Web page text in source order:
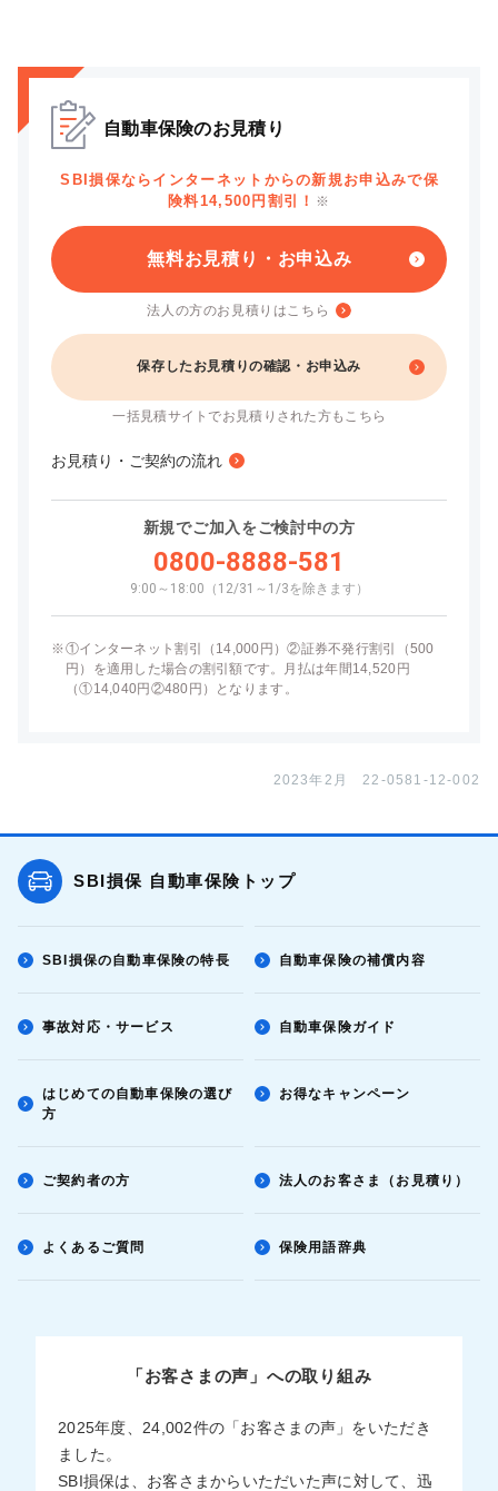
自動車保険のお見積り
SBI損保ならインターネットからの新規お申込みで保
険料14,500円割引！ ※
無料お見積り・お申込み
法人の方のお見積りはこちら
保存したお見積りの確認・お申込み
一括見積サイトでお見積りされた方もこちら
お見積り・ご契約の流れ
新規でご加入をご検討中の方
0800-8888-581
9:00～18:00（12/31～1/3を除きます）
※①インターネット割引（14,000円）②証券不発行割引（500
円）を適用した場合の割引額です。月払は年間14,520円
（①14,040円②480円）となります。
2023年2月 22-0581-12-002
SBI損保 自動車保険トップ
SBI損保の自動車保険の特長 自動車保険の補償内容
事故対応・サービス 自動車保険ガイド
はじめての自動車保険の選び
方
お得なキャンペーン
ご契約者の方 法人のお客さま（お見積り）
よくあるご質問 保険用語辞典
「お客さまの声」への取り組み
2025年度、24,002件の「お客さまの声」をいただき
ました。
SBI損保は、お客さまからいただいた声に対して、迅